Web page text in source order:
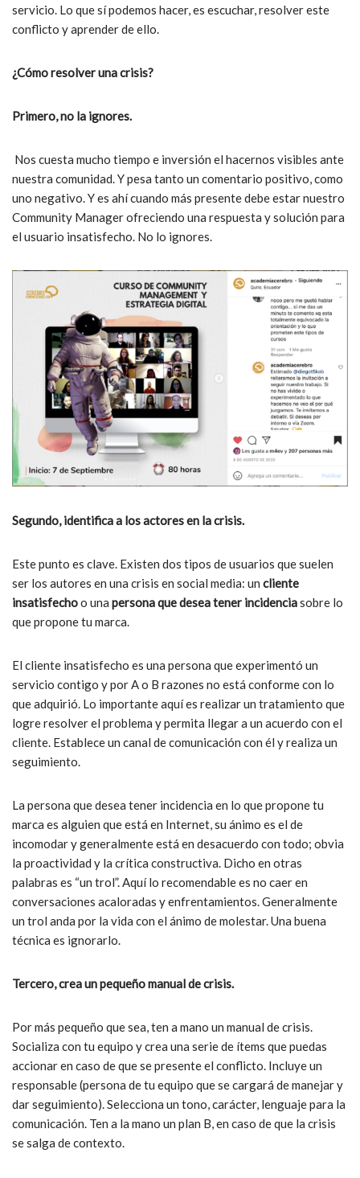
servicio. Lo que sí podemos hacer, es escuchar, resolver este
conflicto y aprender de ello.
¿Cómo resolver una crisis?
Primero, no la ignores.
Nos cuesta mucho tiempo e inversión el hacernos visibles ante
nuestra comunidad. Y pesa tanto un comentario positivo, como
uno negativo. Y es ahí cuando más presente debe estar nuestro
Community Manager ofreciendo una respuesta y solución para
el usuario insatisfecho. No lo ignores.
Segundo, identifica a los actores en la crisis.
Este punto es clave. Existen dos tipos de usuarios que suelen
ser los autores en una crisis en social media: un cliente
insatisfechoo una persona que desea tener incidenciasobre lo
que propone tu marca.
El cliente insatisfecho es una persona que experimentó un
servicio contigo y por A o B razones no está conforme con lo
que adquirió. Lo importante aquí es realizar un tratamiento que
logre resolver el problema y permita llegar a un acuerdo con el
cliente. Establece un canal de comunicación con él y realiza un
seguimiento.
La persona que desea tener incidencia en lo que propone tu
marca es alguien que está en Internet, su ánimo es el de
incomodar y generalmente está en desacuerdo con todo; obvia
la proactividad y la crítica constructiva. Dicho en otras
palabras es “un trol”. Aquí lo recomendable es no caer en
conversaciones acaloradas y enfrentamientos. Generalmente
un trol anda por la vida con el ánimo de molestar. Una buena
técnica es ignorarlo.
Tercero, crea un pequeño manual de crisis.
Por más pequeño que sea, ten a mano un manual de crisis.
Socializa con tu equipo y crea una serie de ítems que puedas
accionar en caso de que se presente el conflicto. Incluye un
responsable (persona de tu equipo que se cargará de manejar y
dar seguimiento). Selecciona un tono, carácter, lenguaje para la
comunicación. Ten a la mano un plan B, en caso de que la crisis
se salga de contexto.